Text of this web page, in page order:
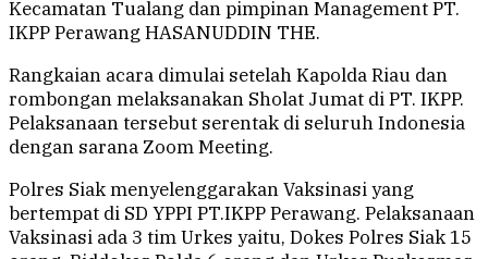
Kecamatan Tualang dan pimpinan Management PT.
IKPP Perawang HASANUDDIN THE.
Rangkaian acara dimulai setelah Kapolda Riau dan
rombongan melaksanakan Sholat Jumat di PT. IKPP.
Pelaksanaan tersebut serentak di seluruh Indonesia
dengan sarana Zoom Meeting.
Polres Siak menyelenggarakan Vaksinasi yang
bertempat di SD YPPI PT.IKPP Perawang. Pelaksanaan
Vaksinasi ada 3 tim Urkes yaitu, Dokes Polres Siak 15